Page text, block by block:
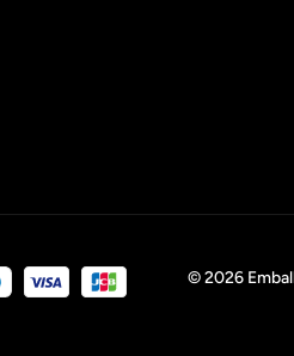
© 2026